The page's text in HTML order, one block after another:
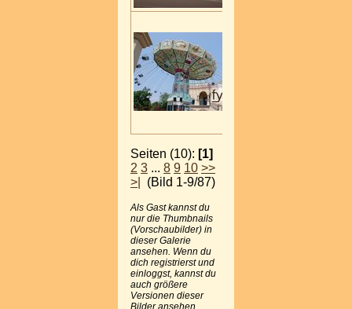
Seiten (10): [1]
2 3 ... 8 9 10 >>
>|
(Bild 1-9/87)
Als Gast kannst du
nur die Thumbnails
(Vorschaubilder) in
dieser Galerie
ansehen. Wenn du
dich registrierst und
einloggst, kannst du
auch größere
Versionen dieser
Bilder ansehen.